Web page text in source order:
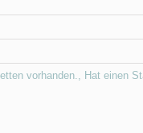
vorhanden., Hat einen